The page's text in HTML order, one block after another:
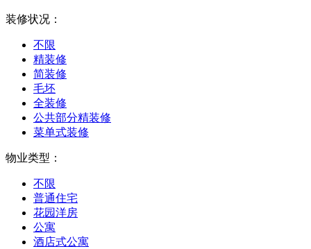
装修状况：
不限
精装修
简装修
毛坯
全装修
公共部分精装修
菜单式装修
物业类型：
不限
普通住宅
花园洋房
公寓
酒店式公寓